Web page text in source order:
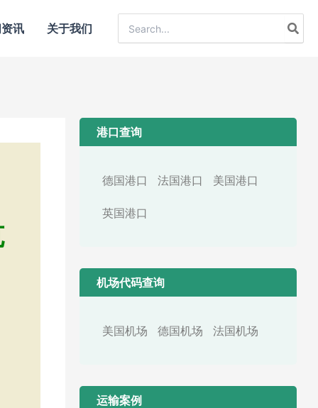
讯 关于我们
for:
港口查询
德国港口 法国港口 美国港口
英国港口
机场代码查询
美国机场 德国机场 法国机场
运输案例​